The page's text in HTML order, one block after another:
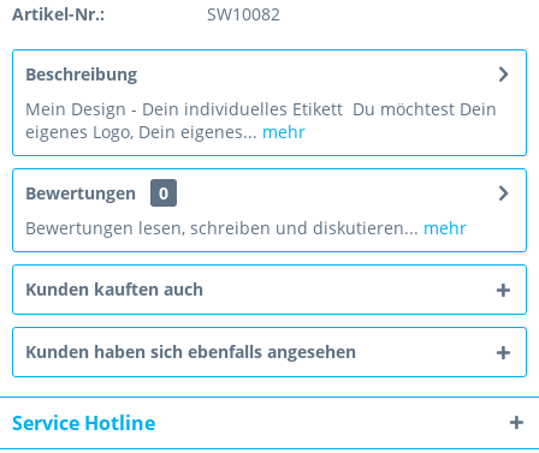
Artikel-Nr.: SW10082
Beschreibung
Mein Design - Dein individuelles Etikett Du möchtest Dein
eigenes Logo, Dein eigenes... mehr
Bewertungen
0
Bewertungen lesen, schreiben und diskutieren... mehr
Kunden kauften auch
Kunden haben sich ebenfalls angesehen
Service Hotline